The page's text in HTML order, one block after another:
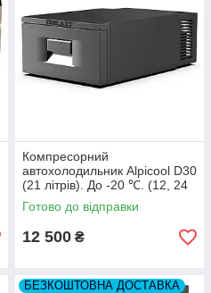
Компресорний
автохолодильник Alpicool D30
(21 літрів). До -20 ℃. (12, 24
вольт)
Готово до відправки
12 500 ₴
БЕЗКОШТОВНА ДОСТАВКА